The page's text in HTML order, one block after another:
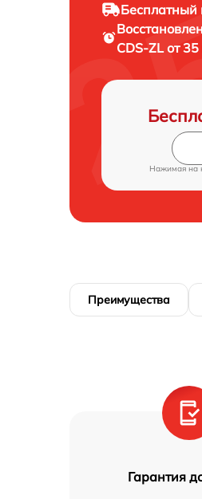
Бесплатный
CDS-ZL от
Нажимая на
Преимущества
Гарантия